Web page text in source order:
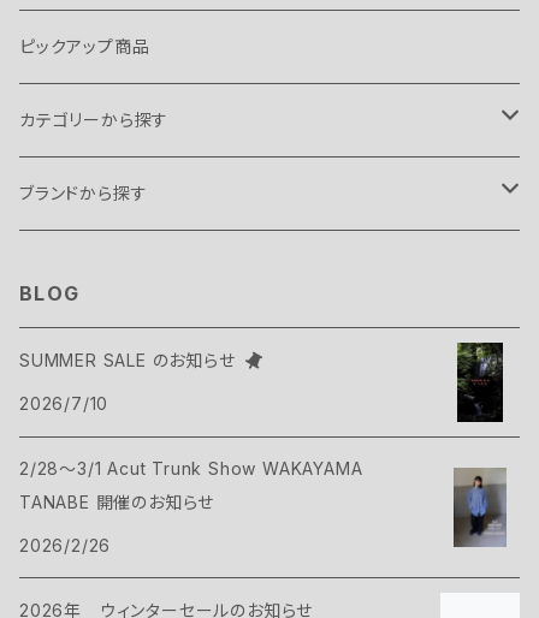
ピックアップ商品
カテゴリーから探す
テント・タープ
タープ
アクセサリー
寝袋
ヴィヴィ
ハンモック
マット
コット
バックパック
サコッシュ・ポーチ
バックパックアクセサリー
ケース
トップス
Tシャツ・シャツ
シェル
パンツ・ショーツ
シューズ
ブランドから探す
Bush Craft
Cargo Container
BLOG
SUMMER SALE のお知らせ
2026/7/10
2/28～3/1 Acut Trunk Show WAKAYAMA
TANABE 開催のお知らせ
2026/2/26
2026年 ウィンターセールのお知らせ